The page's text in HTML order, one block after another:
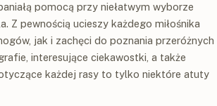
pomocą przy niełatwym wyborze
Z pewnością ucieszy każdego miłośnika
jak i zachęci do poznania przeróżnych
interesujące ciekawostki, a także
każdej rasy to tylko niektóre atuty